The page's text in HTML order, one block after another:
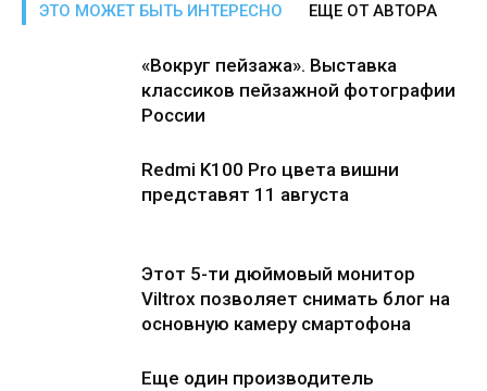
ЭТО МОЖЕТ БЫТЬ ИНТЕРЕСНО ЕЩЕ ОТ АВТОРА
«Вокруг пейзажа». Выставка
классиков пейзажной фотографии
России
Redmi K100 Pro цвета вишни
представят 11 августа
Этот 5-ти дюймовый монитор
Viltrox позволяет снимать блог на
основную камеру смартофона
Еще один производитель